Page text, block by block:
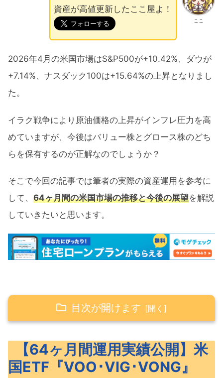
ここ
資産が高値更新したここ屋よ！
2026年4月の米国市場はS&P500が+10.42%、ダウが
+7.14%、ナスダック100は+15.64%の上昇となりまし
た。
イラク戦争により原油価格の上昇がインフレ圧力を高
めていますが、今後はバリュー株とグロース株のどち
らを保有するのが正解なのでしょうか？
そこで今回の記事では筆者の実際の資産運用を参考に
して、 64ヶ月間の米国市場の推移と今後の展望を解説
していきたいと思います。
目次が開けます
VIG･VONG』
米国ETF『VOO･VIG･VONG』の概要
【64ヶ月間運用実績公開】米
国ETF『VOO･VIG･VONG』